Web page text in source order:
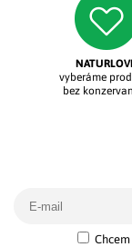
vyberáme
bez